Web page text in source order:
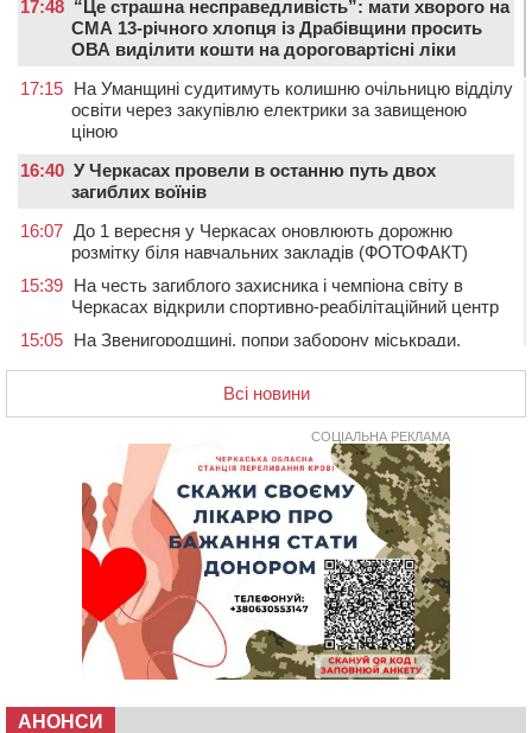
17:48 “Це страшна несправедливість”: мати хворого на
СМА 13-річного хлопця із Драбівщини просить
ОВА виділити кошти на дороговартісні ліки
17:15 На Уманщині судитимуть колишню очільницю відділу
освіти через закупівлю електрики за завищеною
ціною
16:40 У Черкасах провели в останню путь двох
загиблих воїнів
16:07 До 1 вересня у Черкасах оновлюють дорожню
розмітку біля навчальних закладів (ФОТОФАКТ)
15:39 На честь загиблого захисника і чемпіона світу в
Черкасах відкрили спортивно-реабілітаційний центр
15:05 На Звенигородщині, попри заборону міськради,
У Каневі аномальна спека призвела до перебоїв у
роботі електромереж та комунальних служб
На Черкащині намолотили перший мільйон тонн
зерна нового врожаю
На Кам’янщині сталася масштабна пожежа
сміттєзвалища
На Черкащині сьогодні очікують грози, зливи, град та
шквали до 22 м/с
Внаслідок падіння вертольота загинув 28-річний
захисник зі Сміли
У центрі Черкас не поділили дорогу водії двох ВАЗів
11:29 У Черкасах до середини серпня обмежать рух
Всі новини
СОЦІАЛЬНА РЕКЛАМА
АНОНСИ